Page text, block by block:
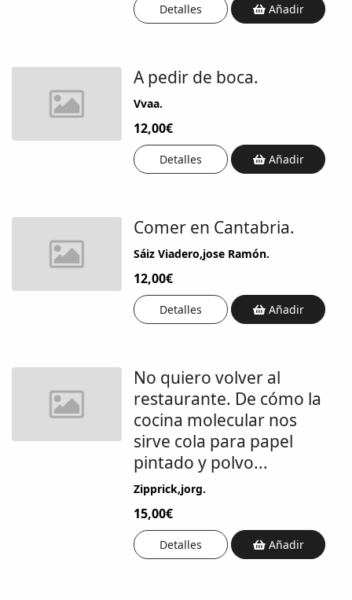
Detalles Añadir
A pedir de boca.
Vvaa.
12,00€
Detalles Añadir
Comer en Cantabria.
Sáiz Viadero,jose Ramón.
12,00€
Detalles Añadir
No quiero volver al
restaurante. De cómo la
cocina molecular nos
sirve cola para papel
pintado y polvo...
Zipprick,jorg.
15,00€
Detalles Añadir